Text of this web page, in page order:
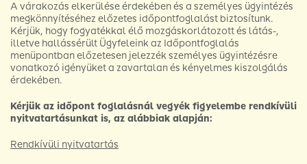
A várakozás elkerülése érdekében és a személyes ügyintézés
megkönnyítéséhez előzetes időpontfoglalást biztosítunk.
Kérjük, hogy fogyatékkal élő mozgáskorlátozott és látás-,
illetve hallássérült Ügyfeleink az Időpontfoglalás
menüpontban előzetesen jelezzék személyes ügyintézésre
vonatkozó igényüket a zavartalan és kényelmes kiszolgálás
érdekében.
Kérjük az időpont foglalásnál vegyék figyelembe rendkívüli
nyitvatartásunkat is, az alábbiak alapján:
Rendkívüli nyitvatartás